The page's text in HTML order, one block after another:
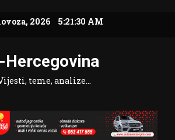
2026 5:21:31 AM
Hercegovina
teme, analize…